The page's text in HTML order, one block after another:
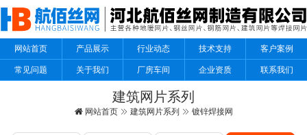
网站首页 产品展示 行业动态 技术支持 客户案例
常见问题 关于我们 厂房车间 企业资质 联系我们
建筑网片系列
网站首页 建筑网片系列 镀锌焊接网